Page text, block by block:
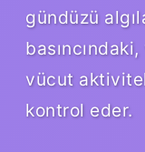
gündüzü
vücut
kontrol eder.